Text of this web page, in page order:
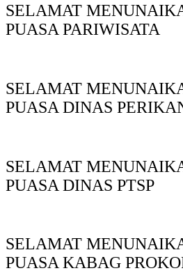
SELAMAT
PUASA PARIWISATA
SELAMAT
PUASA DINAS
SELAMAT
PUASA DINAS PTSP
SELAMAT
PUASA KABAG